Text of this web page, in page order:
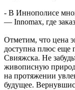
- В Иннополисе
― Innomax, где
Отметим, что цена
доступна плюс еще
Свияжска. Не
живописную
на протяжении
будущее.